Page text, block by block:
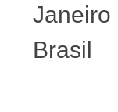
Janeiro
Brasil